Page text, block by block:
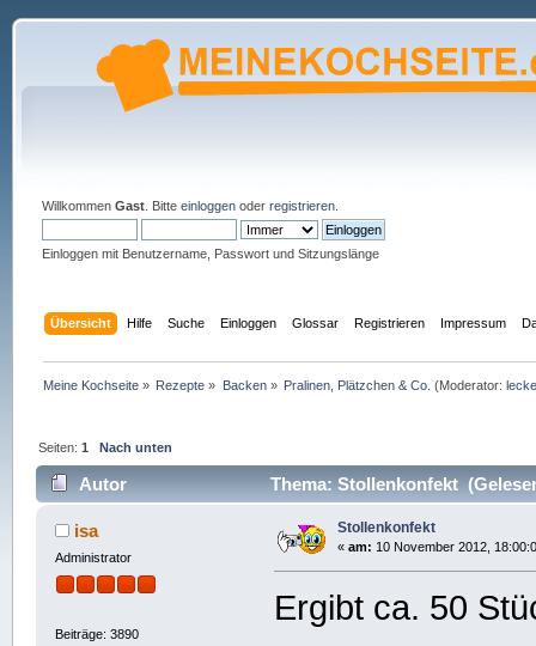
Willkommen Gast. Bitte einloggenoder registrieren.
Einloggen mit Benutzername, Passwort und Sitzungslänge
Übersicht Hilfe Suche Einloggen Glossar Registrieren Impressum
Meine Kochseite » Rezepte » Backen» Pralinen, Plätzchen & Co. (Moderator:
Seiten:1 Nach unten
Autor Thema: Stollenkonfekt
isa
Administrator
Beiträge: 3890
Stollenkonfekt
« am: 10 November 2012,
Ergibt ca. 50